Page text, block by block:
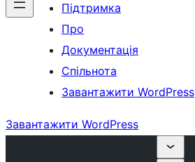
Підтримка
Про
Документація
Спільнота
Завантажити WordPress
Завантажити WordPress